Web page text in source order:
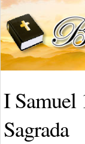
I Samuel
Sagrada